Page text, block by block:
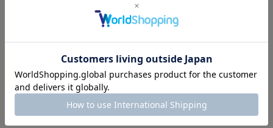
返品OK
一部商品を除き、
お届け後7日以内の場合
返品することが可能です